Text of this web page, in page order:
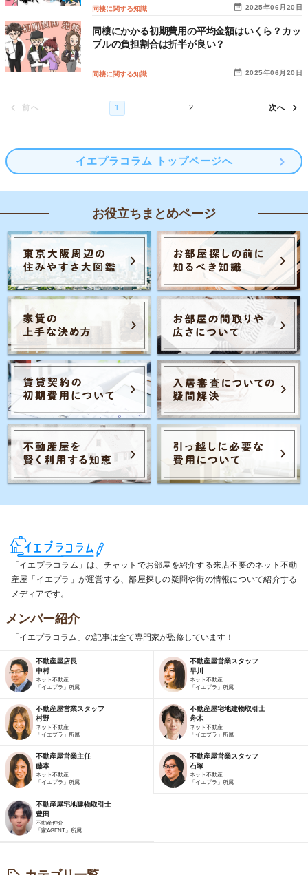
2025年06月20日
同棲に関する知識
2025年06月20日
同棲に関する知識
同棲にかかる初期費用の平均金額はいくら？カッ
プルの負担割合は折半が良い？
Posts navigation
イエプラコラム トップページへ
お役立ちまとめページ
「イエプラコラム」は、チャットでお部屋を紹介する来店不要のネット不動
産屋「イエプラ」が運営する、部屋探しの疑問や街の情報について紹介する
メディアです。
メンバー紹介
「イエプラコラム」の記事は全て専門家が監修しています！
不動産屋店長
中村
ネット不動産
「イエプラ」所属
不動産屋営業スタッフ
早川
ネット不動産
「イエプラ」所属
不動産屋営業スタッフ
村野
ネット不動産
「イエプラ」所属
不動産屋宅地建物取引士
舟木
ネット不動産
「イエプラ」所属
不動産屋営業主任
藤本
ネット不動産
「イエプラ」所属
不動産屋営業スタッフ
石塚
ネット不動産
「イエプラ」所属
不動産屋宅地建物取引士
豊田
不動産仲介
「家AGENT」所属